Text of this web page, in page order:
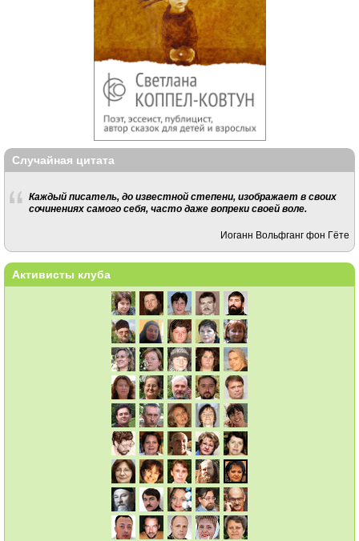
Случайная цитата
Каждый писатель, до известной степени, изображает в своих
сочинениях самого себя, часто даже вопреки своей воле.
Иоганн Вольфганг фон Гёте
Активисты клуба